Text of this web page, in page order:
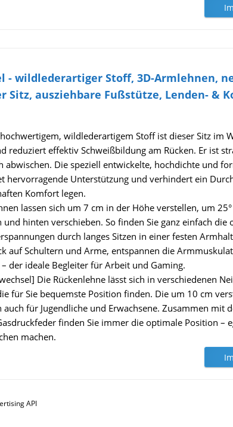
- wildlederartiger Stoff, 3D-Armlehnen,
ausziehbare Fußstütze, Lenden- &
wildlederartigem Stoff ist dieser Sitz im
reduziert effektiv Schweißbildung am Rücken. Er ist
abwischen. Die speziell entwickelte, hochdichte und
hervorragende Unterstützung und verhindert ein
Komfort legen.
lassen sich um 7 cm in der Höhe verstellen, um
hinten verschieben. So finden Sie ganz einfach die
durch langes Sitzen in einer festen
auf Schultern und Arme, entspannen die
der ideale Begleiter für Arbeit und Gaming.
Die Rückenlehne lässt sich in verschiedenen
für Sie bequemste Position finden. Die um 10 cm
für Jugendliche und Erwachsene. Zusammen mit
finden Sie immer die optimale Position –
machen.
API